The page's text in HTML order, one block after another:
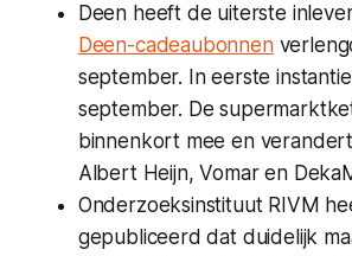
Deen heeft de uiterste
Deen-cadeaubonnen
september. In eerste
september. De
binnenkort mee en
Albert Heijn, Vomar en
Onderzoeksinstituut RIVM
gepubliceerd dat duidelijk